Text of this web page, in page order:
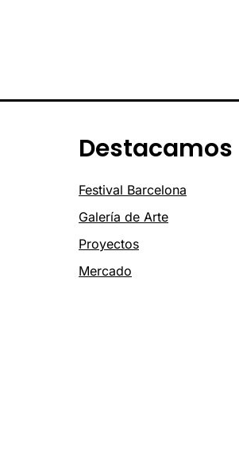
Destacamos
Festival Barcelona
Galería de Arte
Proyectos
Mercado